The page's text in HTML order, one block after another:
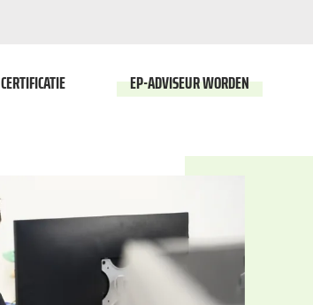
CERTIFICATIE EP-ADVISEUR WORDEN